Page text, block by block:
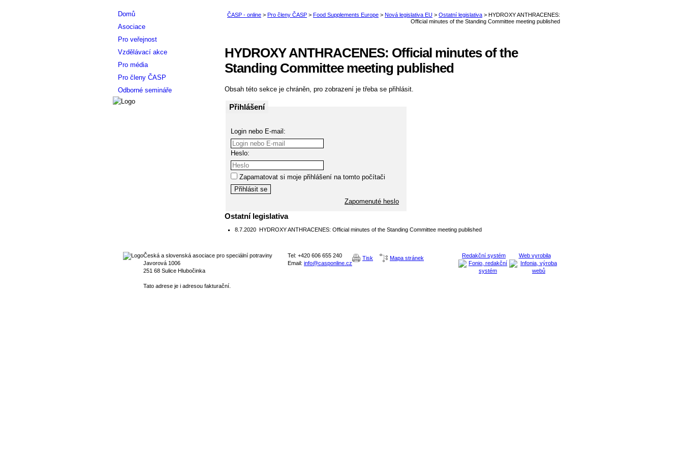
HYDROXY ANTHRACENES: Official minutes of the
Standing Committee meeting published
Obsah této sekce je chráněn, pro zobrazení je třeba se přihlásit.
Přihlášení
Login nebo E-mail:
Heslo:
Zapamatovat si moje přihlášení na tomto počítači
Zapomenuté heslo
Ostatní legislativa
8.7.2020 HYDROXY ANTHRACENES: Official minutes of the Standing Committee meeting published
Domů
Asociace
Pro veřejnost
Vzdělávací akce
Pro média
Pro členy ČASP
Odborné semináře
Redakční systém Web vyrobila
Česká a slovenská asociace pro speciální potraviny
Javorová 1006
251 68 Sulice Hlubočinka
Tato adrese je i adresou fakturační.
Tel: +420 606 655 240
Email: info@casponline.cz
Tisk Mapa stránek